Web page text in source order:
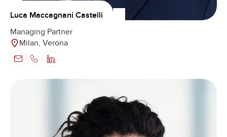
Luca Maccagnani Castelli
Managing Partner
Milan, Verona